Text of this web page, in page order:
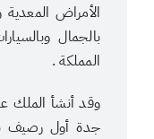
الأمراض
بالجمال
المملكة .
وقد أنشأ الملك
جدة أول رصيف